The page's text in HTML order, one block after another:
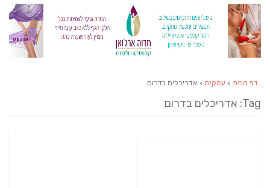
דף הבית > עסקים > אדריכלים בדרום
Tag: אדריכלים בדרום